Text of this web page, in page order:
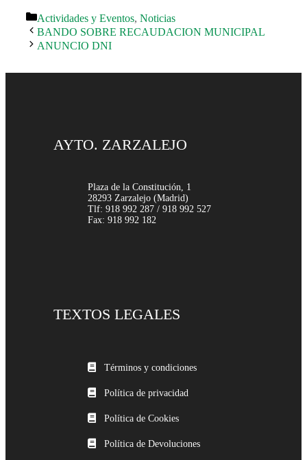
Categorías
Actividades y Eventos, Noticias
BANDO SOBRE RECAUDACION MUNICIPAL
ANUNCIO DNI
AYTO. ZARZALEJO
Plaza de la Constitución, 1
28293 Zarzalejo (Madrid)
Tlf: 918 992 287 / 918 992 527
Fax: 918 992 182
TEXTOS LEGALES
Términos y condiciones
Política de privacidad
Política de Cookies
Política de Devoluciones